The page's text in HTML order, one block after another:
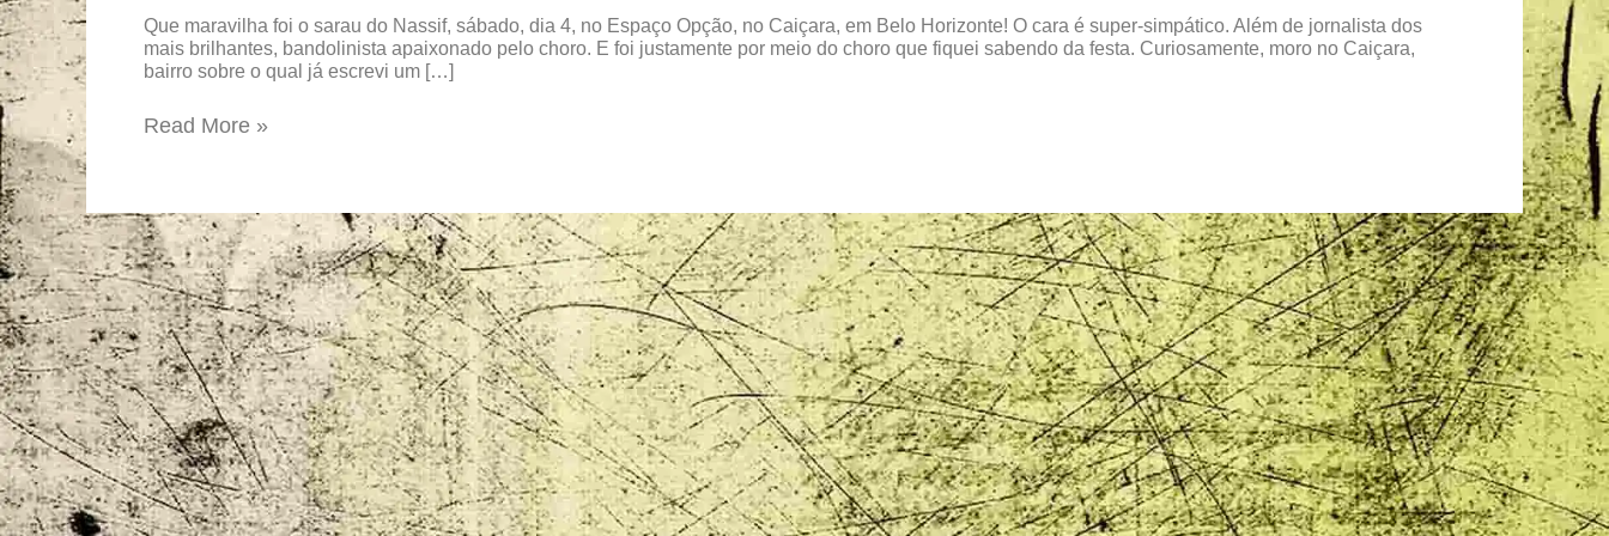
Que maravilha foi o sarau do Nassif, sábado, dia 4, no Espaço Opção, no Caiçara, em Belo Horizonte! O cara é super-simpático. Além de jornalista dos
mais brilhantes, bandolinista apaixonado pelo choro. E foi justamente por meio do choro que fiquei sabendo da festa. Curiosamente, moro no Caiçara,
bairro sobre o qual já escrevi um […]
Nassif
bombou
legal
Caiçara
Read More »